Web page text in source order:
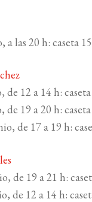
a las 20 h: caseta
de 12 a 14 h:
de 19 a 20 h:
de 17 a 19 h:
de 19 a 21 h:
de 12 a 14 h: